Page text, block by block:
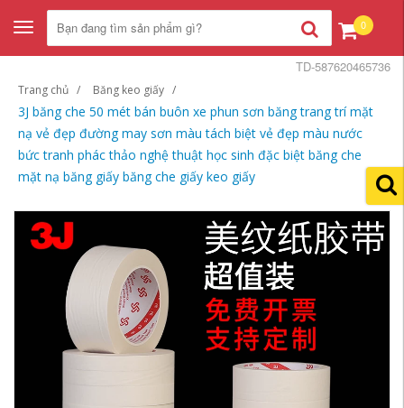
Toggle
navigation
0
Trang chủ Băng keo giấy
3J băng che 50 mét bán buôn xe phun sơn băng trang trí mặt
nạ vẻ đẹp đường may sơn màu tách biệt vẻ đẹp màu nước
bức tranh phác thảo nghệ thuật học sinh đặc biệt băng che
mặt nạ băng giấy băng che giấy keo giấy
TD-587620465736